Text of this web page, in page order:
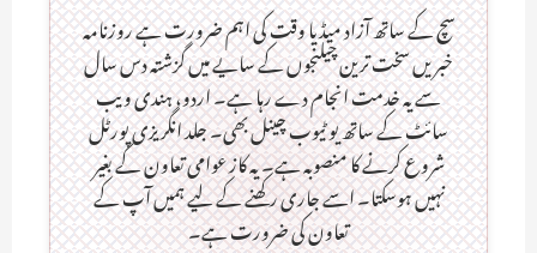
سچ کے ساتھ آزاد میڈیا وقت کی اہم ضرورت ہےـ روزنامہ
خبریں سخت ترین چیلنجوں کے سایے میں گزشتہ دس سال
سے یہ خدمت انجام دے رہا ہے۔ اردو، ہندی ویب
سائٹ کے ساتھ یو ٹیوب چینل بھی۔ جلد انگریزی پورٹل
شروع کرنے کا منصوبہ ہے۔ یہ کاز عوامی تعاون کے بغیر
نہیں ہوسکتا۔ اسے جاری رکھنے کے لیے ہمیں آپ کے
تعاون کی ضرورت ہے۔